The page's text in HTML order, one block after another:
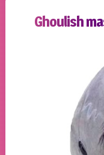
Verhuur
Klantenservice
Inloggen
Ghoulish